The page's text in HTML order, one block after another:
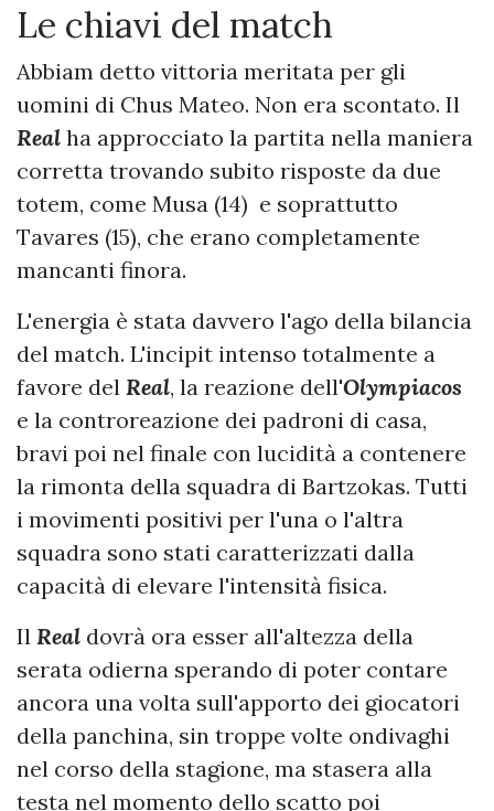
Le chiavi del match
Abbiam detto vittoria meritata per gli
uomini di Chus Mateo. Non era scontato. Il
Real ha approcciato la partita nella maniera
corretta trovando subito risposte da due
totem, come Musa (14) e soprattutto
Tavares (15), che erano completamente
mancanti finora.
L'energia è stata davvero l'ago della bilancia
del match. L'incipit intenso totalmente a
favore del Real, la reazione dell'Olympiacos
e la controreazione dei padroni di casa,
bravi poi nel finale con lucidità a contenere
la rimonta della squadra di Bartzokas. Tutti
i movimenti positivi per l'una o l'altra
squadra sono stati caratterizzati dalla
capacità di elevare l'intensità fisica.
Il Real dovrà ora esser all'altezza della
serata odierna sperando di poter contare
ancora una volta sull'apporto dei giocatori
della panchina, sin troppe volte ondivaghi
nel corso della stagione, ma stasera alla
testa nel momento dello scatto poi